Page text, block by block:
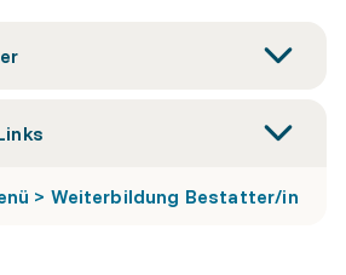
> Weiterbildung Bestatter/in